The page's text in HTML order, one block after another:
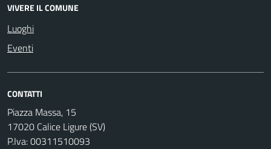
VIVERE IL COMUNE
Luoghi
Eventi
CONTATTI
Piazza Massa, 15
17020 Calice Ligure (SV)
P.Iva: 00311510093